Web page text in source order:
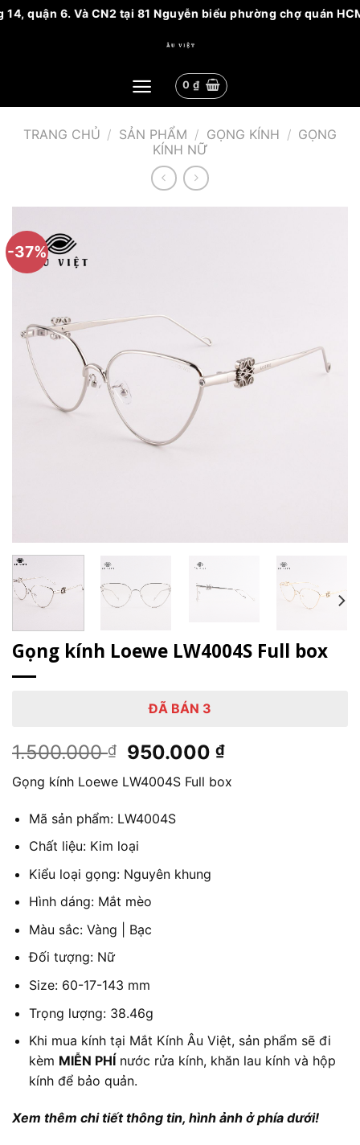
6. Và CN2 tại 81 Nguyễn biểu phường chợ quán HCM.
0 ₫
TRANG CHỦ / SẢN PHẨM / GỌNG KÍNH / GỌNG
KÍNH NỮ
-37%
Gọng kính Loewe LW4004S Full box
ĐÃ BÁN 3
1.500.000₫
Giá
là:
1.500.000 ₫.
950.000₫Giá
tại
Gọng kính Loewe LW4004S Full box
Mã sản phẩm: LW4004S
Chất liệu: Kim loại
Kiểu loại gọng: Nguyên khung
Hình dáng: Mắt mèo
Màu sắc: Vàng | Bạc
Đối tượng: Nữ
Size: 60-17-143 mm
Trọng lượng: 38.46g
Khi mua kính tại Mắt Kính Âu Việt, sản phẩm sẽ đi
kèm MIỄN PHÍnước rửa kính, khăn lau kính và hộp
kính để bảo quản.
Xem thêm chi tiết thông tin, hình ảnh ở phía dưới!